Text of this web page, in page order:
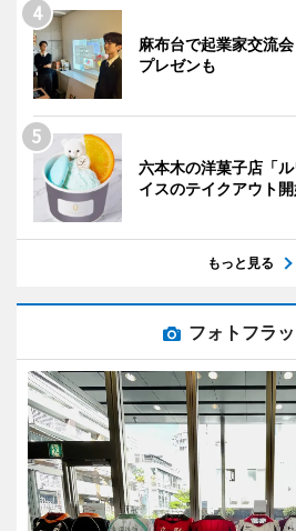
麻布台で起業家交流
プレゼンも
六本木の洋菓子店「
イスのテイクアウト
もっと見る
フォトフラ